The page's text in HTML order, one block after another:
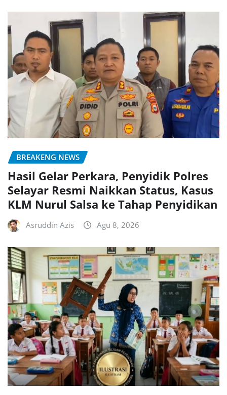
BREAKENG NEWS
Hasil Gelar Perkara, Penyidik Polres
Selayar Resmi Naikkan Status, Kasus
KLM Nurul Salsa ke Tahap Penyidikan
Asruddin Azis Agu 8, 2026